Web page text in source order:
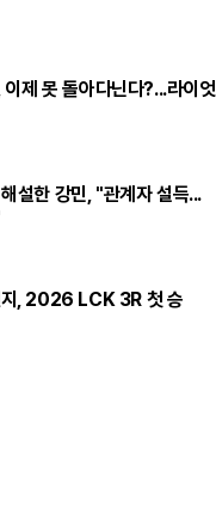
제 못 돌아다닌다?...라이엇
설한 강민, "관계자 설득...
, 2026 LCK 3R 첫 승